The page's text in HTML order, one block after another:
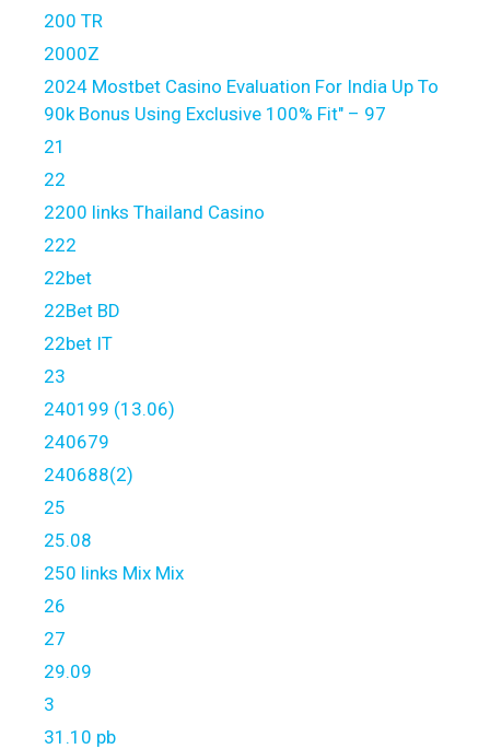
200 TR
2000Z
2024 Mostbet Casino Evaluation For India Up To
90k Bonus Using Exclusive 100% Fit" – 97
21
22
2200 links Thailand Casino
222
22bet
22Bet BD
22bet IT
23
240199 (13.06)
240679
240688(2)
25
25.08
250 links Mix Mix
26
27
29.09
3
31.10 pb